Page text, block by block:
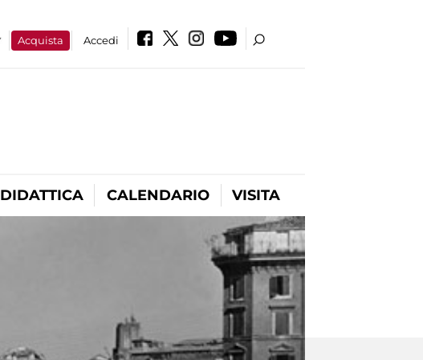
Acquista Accedi
DIDATTICA CALENDARIO VISITA